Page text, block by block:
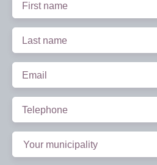
First name
Last name
Email
Telephone
Your municipality